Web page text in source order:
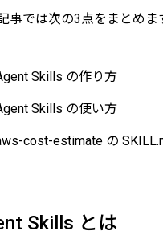
事では次の3点をまとめま
Skills の作り方
Skills の使い方
cost-estimate の
Skills とは